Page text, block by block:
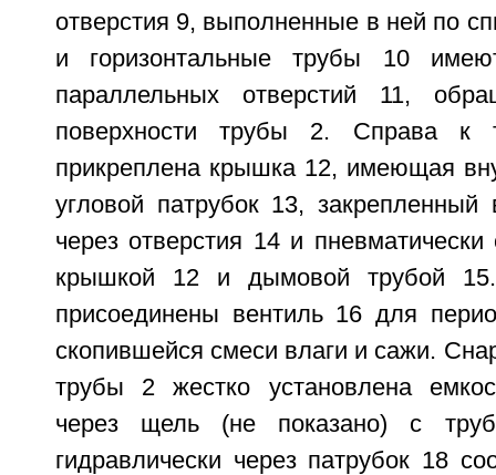
отверстия 9, выполненные в ней по
и горизонтальные трубы 10
параллельных отверстий 11,
поверхности трубы 2. Справа к
прикреплена крышка 12, имеющая
угловой патрубок 13,
через отверстия 14 и
крышкой 12 и дымовой трубой
присоединены вентиль 16 для
скопившейся смеси влаги и сажи.
трубы 2 жестко установлена
через щель (не показано) с
гидравлически через патрубок 18